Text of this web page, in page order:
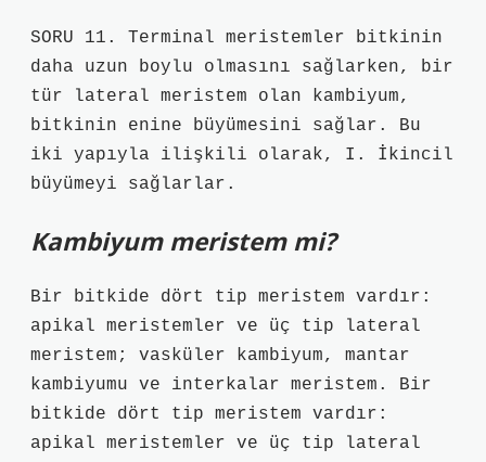
SORU 11. Terminal meristemler bitkinin
daha uzun boylu olmasını sağlarken, bir
tür lateral meristem olan kambiyum,
bitkinin enine büyümesini sağlar. Bu
iki yapıyla ilişkili olarak, I. İkincil
büyümeyi sağlarlar.
Kambiyum meristem mi?
Bir bitkide dört tip meristem vardır:
apikal meristemler ve üç tip lateral
meristem; vasküler kambiyum, mantar
kambiyumu ve interkalar meristem. Bir
bitkide dört tip meristem vardır:
apikal meristemler ve üç tip lateral